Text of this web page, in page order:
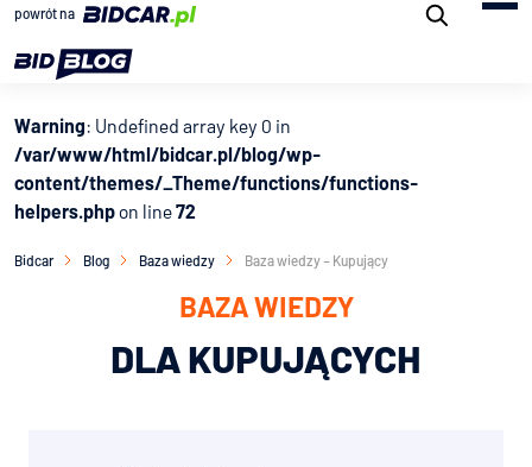
powrót na
Warning: Undefined array key 0 in
/var/www/html/bidcar.pl/blog/wp-
content/themes/_Theme/functions/functions-
helpers.phpon line72
Bidcar Blog Baza wiedzy Baza wiedzy – Kupujący
BAZA WIEDZY
DLA KUPUJĄCYCH